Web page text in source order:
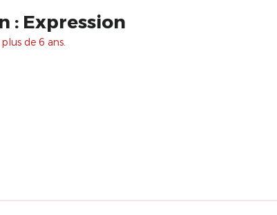
: Expression
de 6 ans.